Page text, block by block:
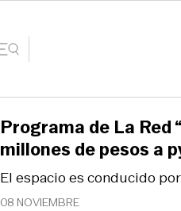
08 NOVIEMBRE
El espacio es conducido
Programa de La Red
millones de pesos a